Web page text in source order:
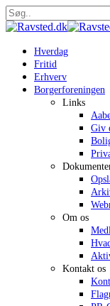
Skip
to
content
Close
search
Menu
Hverdag
Fritid
Erhverv
Borgerforeningen
Links
Giv
Om os
Kontakt os